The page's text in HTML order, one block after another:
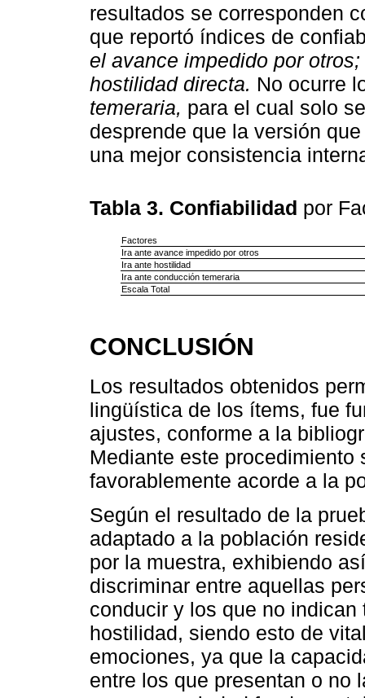
resultados se corresponden
que reportó índices de
el avance impedido por otros;
hostilidad directa. No ocurre
temeraria, para el cual solo
desprende que la versión
una mejor consistencia
Tabla 3. Confiabilidad por
Factores
Ira ante avance impedido por otros
Ira ante hostilidad
Ira ante conducción temeraria
Escala Total
CONCLUSIÓN
Los resultados obtenidos
lingüística de los ítems, fue
ajustes, conforme a la
Mediante este
favorablemente acorde a la
Según el resultado de la
adaptado a la población
por la muestra, exhibiendo
discriminar entre aquellas
conducir y los que no
hostilidad, siendo esto de
emociones, ya que la
entre los que presentan o no